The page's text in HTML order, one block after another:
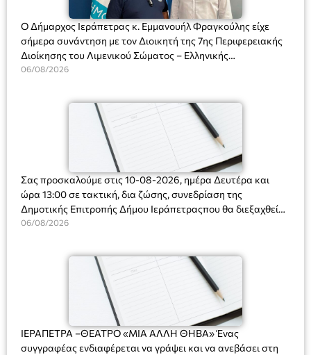
Ο Δήμαρχος Ιεράπετρας κ. Εμμανουήλ Φραγκούλης είχε
σήμερα συνάντηση με τον Διοικητή της 7ης Περιφερειακής
Διοίκησης του Λιμενικού Σώματος – Ελληνικής
Ακτοφυλακής (Λ.Σ.-ΕΛ.ΑΚΤ.), Αρχιπλοίαρχο Λ.Σ. κ. Ιωάννη
06/08/2026
Σας προσκαλούμε στις 10-08-2026, ημέρα Δευτέρα και
ώρα 13:00 σε τακτική, δια ζώσης, συνεδρίαση της
Δημοτικής Επιτροπής Δήμου Ιεράπετραςπου θα διεξαχθεί
στο Δημοτικό Κατάστημα, Δημοκρατίας 31 στην αίθουσα
και λήψη αποφάσεων στα παρακάτω θέματα:
06/08/2026
ΙΕΡΑΠΕΤΡΑ –ΘΕΑΤΡΟ «ΜΙΑ ΑΛΛΗ ΘΗΒΑ» Ένας
συγγραφέας ενδιαφέρεται να γράψει και να ανεβάσει στη